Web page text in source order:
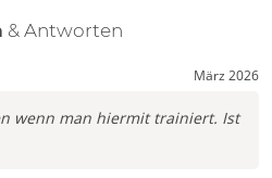
& Antworten
März 2026
wenn man hiermit trainiert. Ist